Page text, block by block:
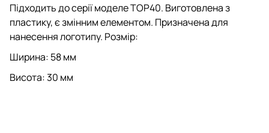
Підходить до серії моделе ТОР40. Виготовлена з
пластику, є змінним елементом. Призначена для
нанесення логотипу. Розмір:
Ширина: 58 мм
Висота: 30 мм